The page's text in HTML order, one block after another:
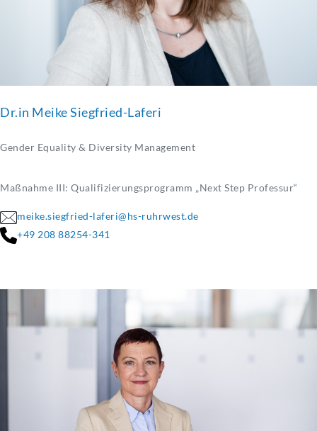
Dr.in Meike Siegfried-Laferi
Gender Equality & Diversity Management
Maßnahme III: Qualifizierungsprogramm „Next Step Professur“
meike.siegfried-laferi@hs-ruhrwest.de
+49 208 88254-341